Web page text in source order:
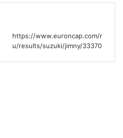
https://www.euroncap.com/r
u/results/suzuki/jimny/33370